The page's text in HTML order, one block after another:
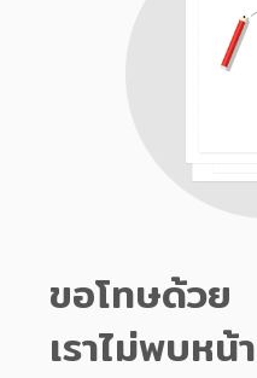
ขอโทษด้วย
เราไม่พบห